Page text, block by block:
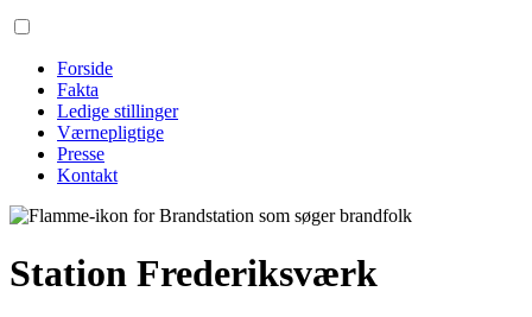
Forside
Fakta
Ledige stillinger
Værnepligtige
Presse
Kontakt
Station Frederiksværk